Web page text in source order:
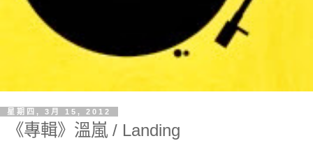
星期四, 3月 15, 2012
《專輯》溫嵐 / Landing